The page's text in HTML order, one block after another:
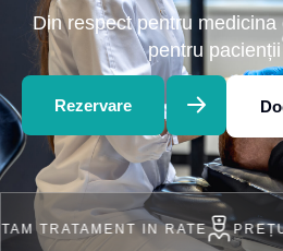
Din respect pentru
pentru
Rezervare
IN RATE PREȚURI